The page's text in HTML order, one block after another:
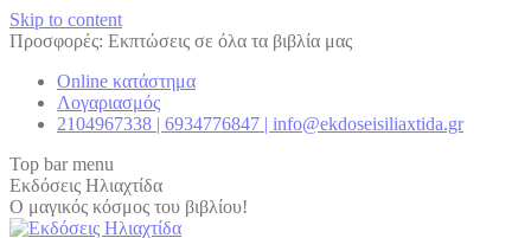
Skip to content
Προσφορές: Εκπτώσεις σε όλα τα βιβλία μας
Online κατάστημα
Λογαριασμός
2104967338 | 6934776847 | info@ekdoseisiliaxtida.gr
Top bar menu
Εκδόσεις Ηλιαχτίδα
Ο μαγικός κόσμος του βιβλίου!